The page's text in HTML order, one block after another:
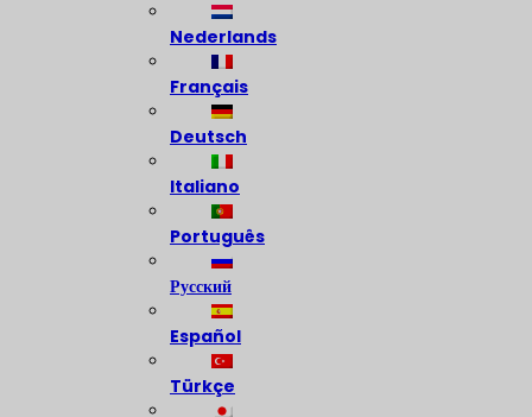
Nederlands
Français
Deutsch
Italiano
Português
Русский
Español
Türkçe